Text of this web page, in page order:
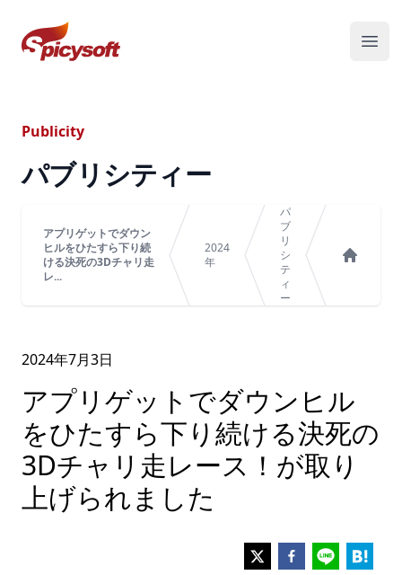
スパイシーソフト株式会社
メニ
Publicity
パブリシティー
アプリゲットでダウン
ヒルをひたすら下り続
ける決死の3Dチャリ走
レ...
2024
年
パ
ブ
リ
シ
テ
ィ
ー
2024年7月3日
アプリゲットでダウンヒル
をひたすら下り続ける決死の
3Dチャリ走レース！が取り
上げられました